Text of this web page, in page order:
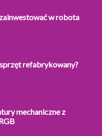
w robota
refabrykowany?
mechaniczne z